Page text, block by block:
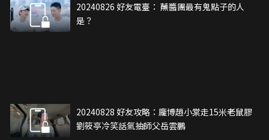
20240826 好友電臺： 蘸醬團最有鬼點子的人
是？
20240828 好友攻略：龐博趙小棠走15米老鼠膠
劉筱亭冷笑話氣抽師父岳雲鵬